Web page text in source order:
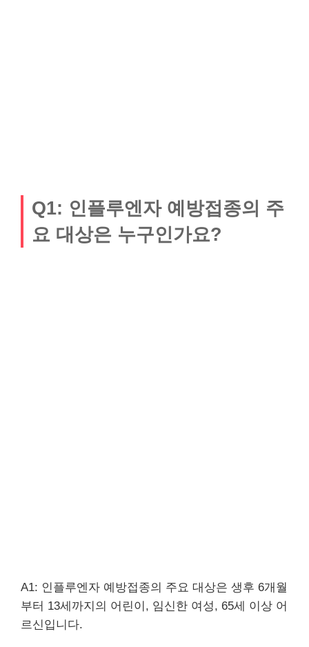
Q1: 인플루엔자 예방접종의 주
요 대상은 누구인가요?
A1: 인플루엔자 예방접종의 주요 대상은 생후 6개월
부터 13세까지의 어린이, 임신한 여성, 65세 이상 어
르신입니다.